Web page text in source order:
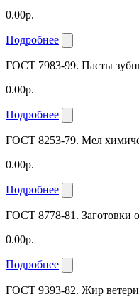
0.00р.
Подробнее
ГОСТ 7983-99. Пасты
0.00р.
Подробнее
ГОСТ 8253-79. Мел
0.00р.
Подробнее
ГОСТ 8778-81. Заготовки
0.00р.
Подробнее
ГОСТ 9393-82. Жир